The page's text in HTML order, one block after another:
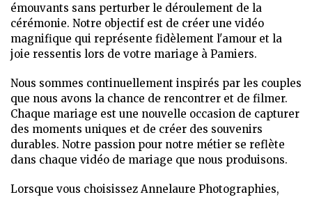
émouvants sans perturber le déroulement de la
cérémonie. Notre objectif est de créer une vidéo
magnifique qui représente fidèlement l'amour et la
joie ressentis lors de votre mariage à Pamiers.
Nous sommes continuellement inspirés par les couples
que nous avons la chance de rencontrer et de filmer.
Chaque mariage est une nouvelle occasion de capturer
des moments uniques et de créer des souvenirs
durables. Notre passion pour notre métier se reflète
dans chaque vidéo de mariage que nous produisons.
Lorsque vous choisissez Annelaure Photographies,